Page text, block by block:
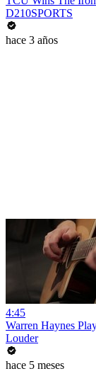
D210SPORTS
hace 3 años
4:45
Warren Haynes
Louder
hace 5 meses